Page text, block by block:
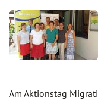
Am Aktionstag